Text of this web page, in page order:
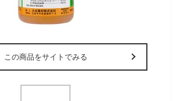
この商品をサイトでみる